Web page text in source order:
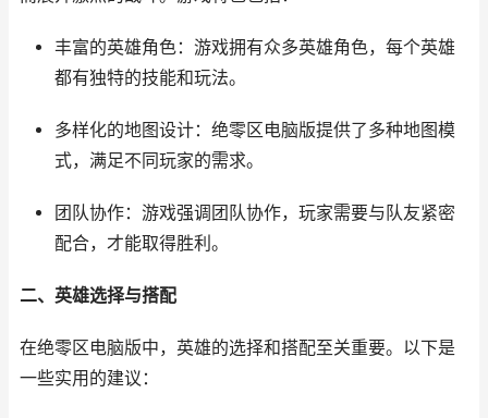
丰富的英雄角色：游戏拥有众多英雄角色，每个英雄
都有独特的技能和玩法。
多样化的地图设计：绝零区电脑版提供了多种地图模
式，满足不同玩家的需求。
团队协作：游戏强调团队协作，玩家需要与队友紧密
配合，才能取得胜利。
二、英雄选择与搭配
在绝零区电脑版中，英雄的选择和搭配至关重要。以下是
一些实用的建议：